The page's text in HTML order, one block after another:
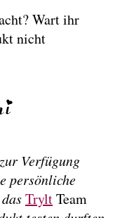
Wart ihr
nicht
Verfügung
persönliche
TryltTeam